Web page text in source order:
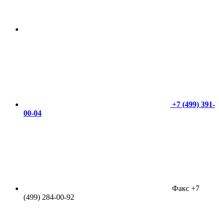
+7 (499) 391-
00-04
Факс +7
(499) 284-00-92